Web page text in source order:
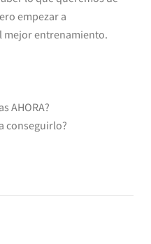
empezar a
mejor entrenamiento.
AHORA?
conseguirlo?